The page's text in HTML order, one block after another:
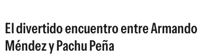
El divertido encuentro entre Armando
Méndez y Pachu Peña